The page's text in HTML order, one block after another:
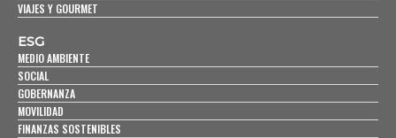
VIAJES Y GOURMET
ESG
MEDIO AMBIENTE
SOCIAL
GOBERNANZA
MOVILIDAD
FINANZAS SOSTENIBLES